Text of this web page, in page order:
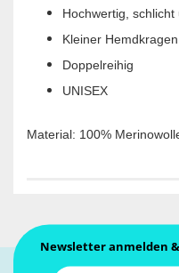
Hochwertig, schlicht
Kleiner Hemdkragen
Doppelreihig
UNISEX
Material: 100%
Newsletter anmelden